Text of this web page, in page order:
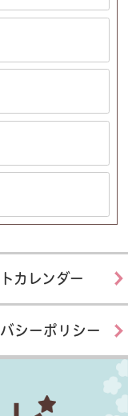
カレンダー
シーポリシー
はぎハピ